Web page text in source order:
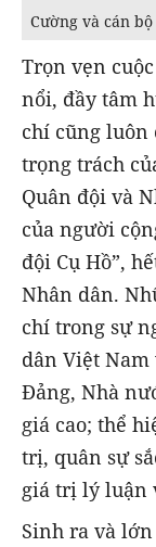
Cường và cán
Trọn vẹn
nổi, đầy tâm
chí cũng luôn
trọng trách
Quân đội và
của người
đội Cụ Hồ”,
Nhân dân.
chí trong sự
dân Việt
Đảng, Nhà
giá cao; thể
trị, quân sự
giá trị lý luận
Sinh ra và